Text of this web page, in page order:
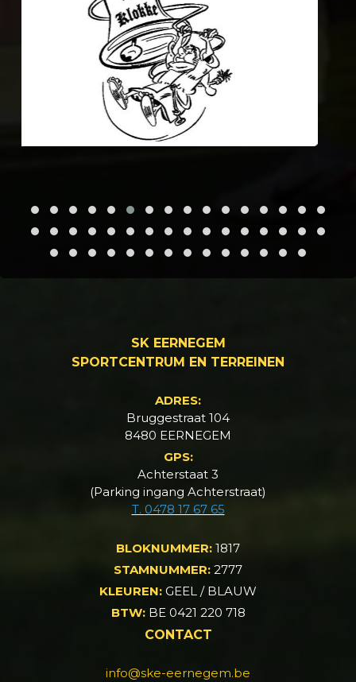
SK EERNEGEM
SPORTCENTRUM EN TERREINEN
ADRES:
Bruggestraat 104
8480 EERNEGEM
GPS:
Achterstaat 3
(Parking ingang Achterstraat)
T. 0478 17 67 65
BLOKNUMMER: 1817
STAMNUMMER: 2777
KLEUREN: GEEL / BLAUW
BTW:BE 0421 220 718
CONTACT
info@ske-eernegem.be